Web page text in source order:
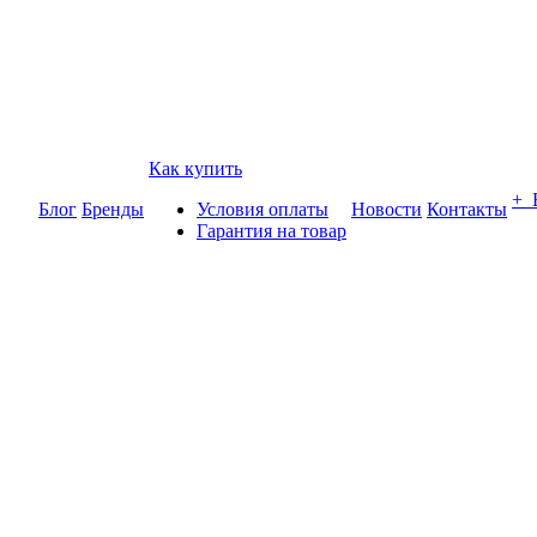
Блог Бренды
Как купить
Условия оплаты
Гарантия на товар
Новости Контакты +